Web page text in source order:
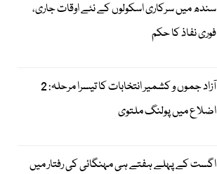
سندھ میں سرکاری اسکولوں کے نئے اوقات جاری،
فوری نفاذ کا حکم
آزاد جموں و کشمیر انتخابات کا تیسرا مرحلہ: 2
اضلاع میں پولنگ ملتوی
اگست کے پہلے ہفتے ہی مہنگائی کی رفتار میں